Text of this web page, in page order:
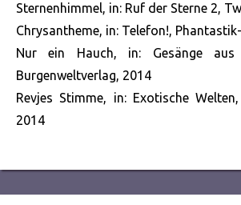
Sternenhimmel, in: Ruf der Sterne 2,
Chrysantheme, in: Telefon!,
Nur ein Hauch, in: Gesänge aus
Burgenweltverlag, 2014
Revjes Stimme, in: Exotische Welten,
2014